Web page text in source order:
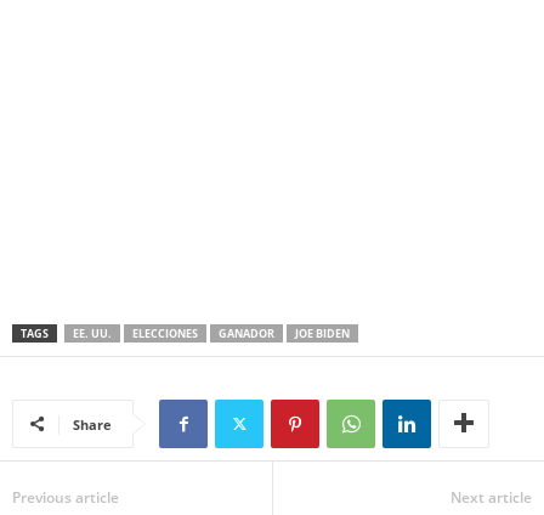
TAGS EE. UU. ELECCIONES GANADOR JOE BIDEN
Share
Previous article Next article